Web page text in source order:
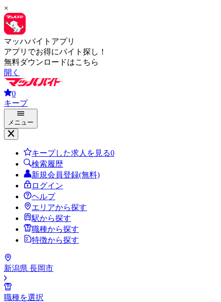
×
マッハバイトアプリ
アプリでお得にバイト探し！
無料ダウンロードはこちら
開く
0
キープ
メニュー
キープした求人を見る0
検索履歴
新規会員登録(無料)
ログイン
ヘルプ
エリアから探す
駅から探す
職種から探す
特徴から探す
新潟県 長岡市
職種を選択